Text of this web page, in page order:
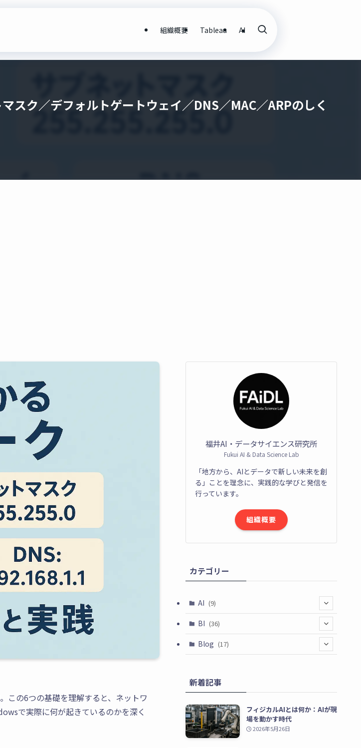
組織概要 Tableau AI
スク／デフォルトゲートウェイ／DNS／MAC／ARPのしく
この6つの基礎を理解すると、ネットワ
で実際に何が起きているのかを深く
福井AI・データサイエンス研究所
Fukui AI & Data Science Lab
「地方から、AIとデータで新しい未来を創
る」ことを理念に、実践的な学びと発信を
行っています。
組織概要
カテゴリー
AI (9)
(2)
BI (36)
(35)
Blog (17)
(10)
新着記事
フィジカルAIとは何か：AIが現
場を動かす時代
2026年5月26日